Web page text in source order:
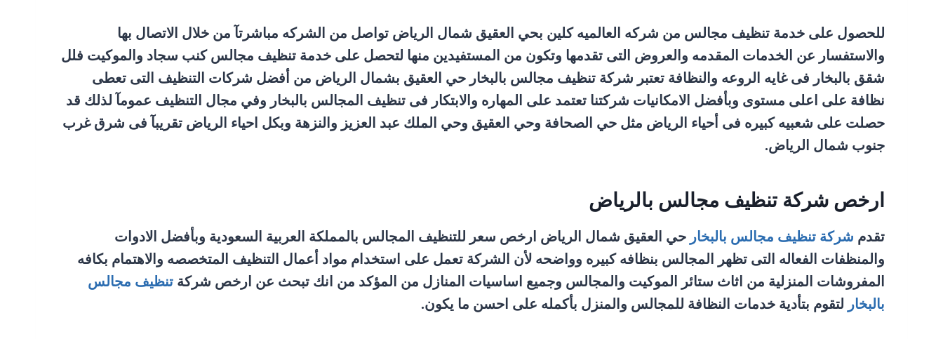
للحصول على خدمة تنظيف مجالس من شركه العالميه كلين بحي العقيق شمال الرياض تواصل من الشركه مباشرتآ من خلال الاتصال بها
والاستفسار عن الخدمات المقدمه والعروض التى تقدمها وتكون من المستفيدين منها لتحصل على خدمة تنظيف مجالس كنب سجاد والموكيت فلل
شقق بالبخار فى غايه الروعه والنظافة تعتبر شركة تنظيف مجالس بالبخار حي العقيق بشمال الرياض من أفضل شركات التنظيف التى تعطى
نظافة على اعلى مستوى وبأفضل الامكانيات شركتنا تعتمد على المهاره والابتكار فى تنظيف المجالس بالبخار وفي مجال التنظيف عمومآ لذلك قد
حصلت على شعبيه كبيره فى أحياء الرياض مثل حي الصحافة وحي العقيق وحي الملك عبد العزيز والنزهة وبكل احياء الرياض تقريبآ فى شرق غرب
جنوب شمال الرياض.
ارخص شركة تنظيف مجالس بالرياض
تقدم شركة تنظيف مجالس بالبخار حي العقيق شمال الرياض ارخص سعر للتنظيف المجالس بالمملكة العربية السعودية وبأفضل الادوات
والمنظفات الفعاله التى تظهر المجالس بنظافه كبيره وواضحه لأن الشركة تعمل على استخدام مواد أعمال التنظيف المتخصصه والاهتمام بكافه
المفروشات المنزلية من اثاث ستائر الموكيت والمجالس وجميع اساسيات المنازل من المؤكد من انك تبحث عن ارخص شركة تنظيف مجالس
بالبخار لتقوم بتأدية خدمات النظافة للمجالس والمنزل بأكمله على احسن ما يكون.